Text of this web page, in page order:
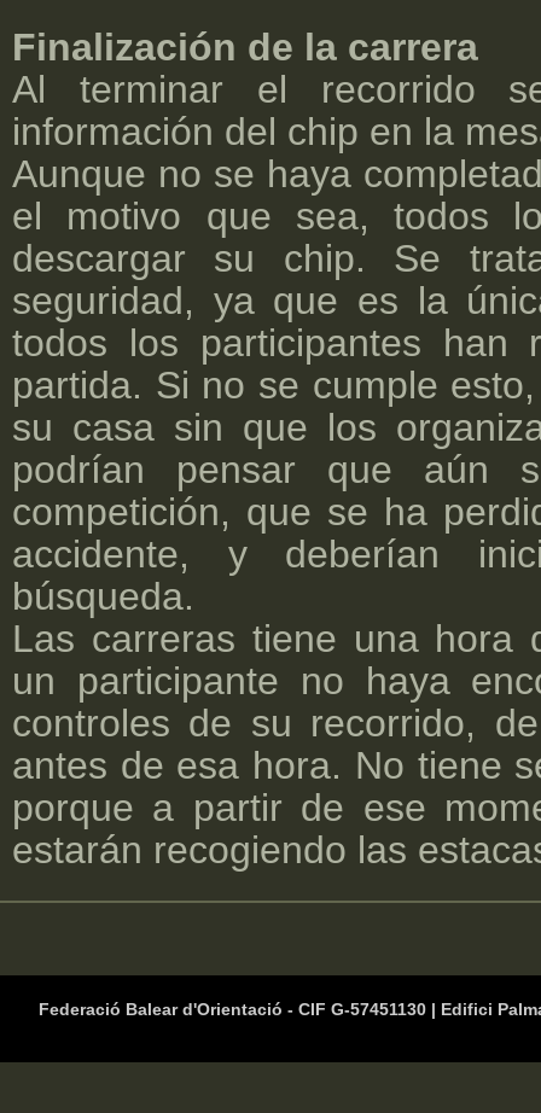
Finalización de la carrera
Al terminar el recorrido
información del chip en la
Aunque no se haya
el motivo que sea, todos
descargar su chip. Se
seguridad, ya que es la
todos los participantes han
partida. Si no se cumple
su casa sin que los
podrían pensar que aún
competición, que se ha
accidente, y deberían
búsqueda.
Las carreras tiene una hora
un participante no haya
controles de su recorrido,
antes de esa hora. No tiene
porque a partir de ese
estarán recogiendo las
Federació Balear d'Orientació - CIF G-57451130 | Edifici